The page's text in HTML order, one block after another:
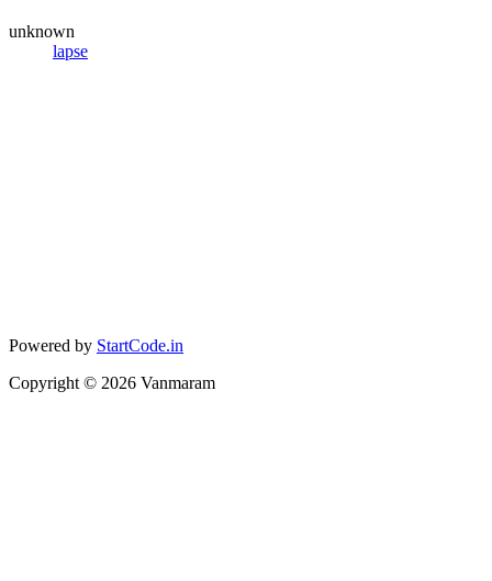
unknown
lapse
Powered by StartCode.in
Copyright © 2026 Vanmaram